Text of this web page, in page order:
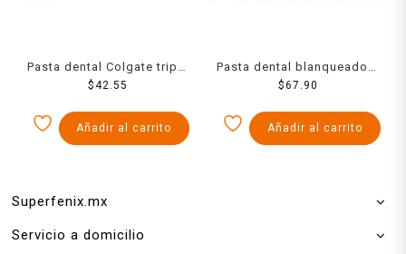
Pasta dental Colgate triple
acción familiar menta
80 ml
$42.55
Añadir al carrito
Pasta dental blanqueadora
Colgate Luminous White
$67.90
Añadir al carrito
Superfenix.mx
Servicio a domicilio